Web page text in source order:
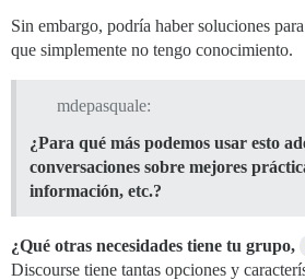
Sin embargo, podría haber soluciones
que simplemente no tengo conocimiento.
mdepasquale:
¿Para qué más podemos usar esto
conversaciones sobre mejores
información, etc.?
¿Qué otras necesidades tiene tu grupo,
Discourse tiene tantas opciones y